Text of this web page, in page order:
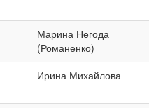
Марина Негода
(Романенко)
Ирина Михайлова